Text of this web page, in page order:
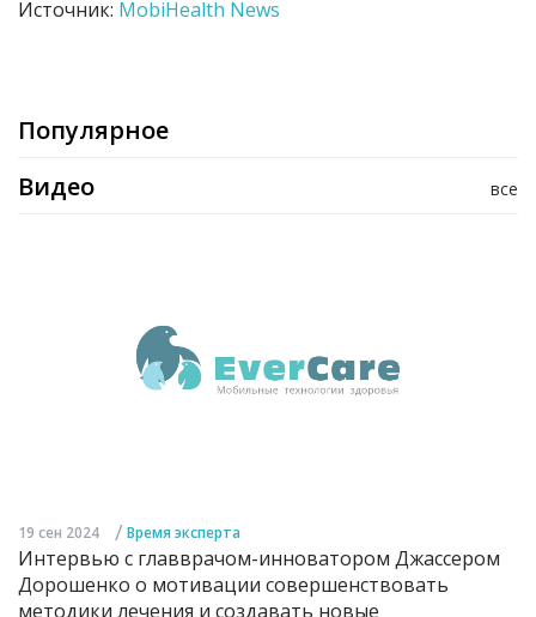
Источник: MobiHealth News
Популярное
все
Видео
19 сен 2024 / Время эксперта
Интервью с главврачом-инноватором Джассером
Дорошенко о мотивации совершенствовать
методики лечения и создавать новые